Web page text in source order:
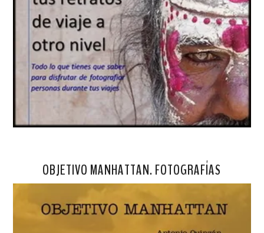
OBJETIVO MANHATTAN. FOTOGRAFÍAS